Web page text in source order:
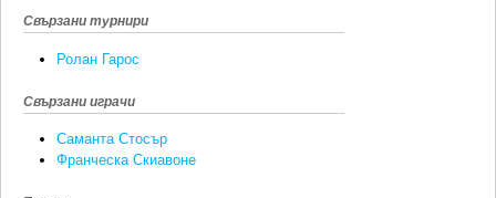
Свързани турнири
Ролан Гарос
Свързани играчи
Саманта Стосър
Франческа Скиавоне